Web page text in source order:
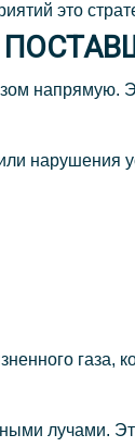
это
напрямую.
нарушения
газа,
лучами.